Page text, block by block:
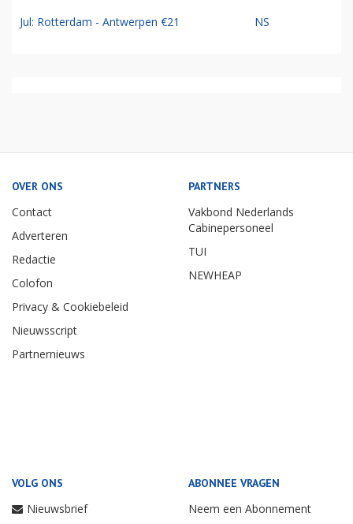
Jul: Rotterdam - Antwerpen €21 NS
OVER ONS
Contact
Adverteren
Redactie
Colofon
Privacy & Cookiebeleid
Nieuwsscript
Partnernieuws
PARTNERS
Vakbond Nederlands
Cabinepersoneel
TUI
NEWHEAP
VOLG ONS
Nieuwsbrief
ABONNEE VRAGEN
Neem een Abonnement